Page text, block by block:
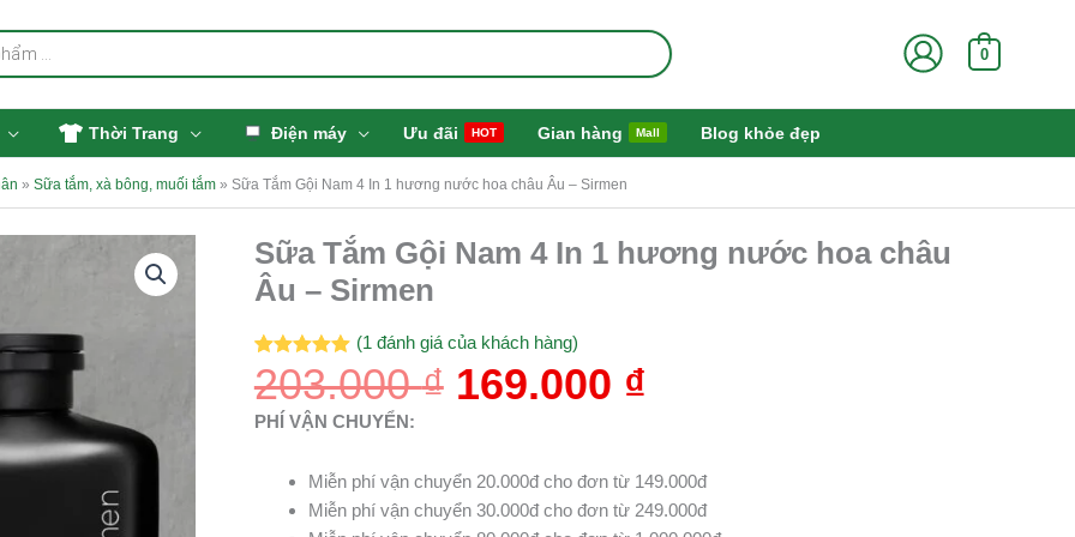
0
Thời Trang Điện máy Ưu đãi HOT Gian hàng Mall Blog khỏe đẹp
» Sữa tắm, xà bông, muối tắm » Sữa Tắm Gội Nam 4 In 1 hương nước hoa châu Âu – Sirmen
Sữa Tắm Gội Nam 4 In 1 hương nước hoa châu
Âu – Sirmen
5.00trên 5
dựa trên
1
đánh giá
(1 đánh giá của khách hàng)
203.000₫
Giá
gốc
203.000 ₫.
169.000 ₫
Giá
hiện
169.000 ₫.
PHÍ VẬN CHUYỂN:
Miễn phí vận chuyển 20.000đ cho đơn từ 149.000đ
Miễn phí vận chuyển 30.000đ cho đơn từ 249.000đ